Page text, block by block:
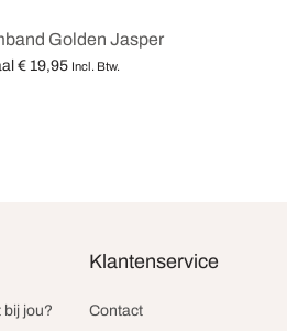
Golden Jasper
€ 19,95 Incl. Btw.
bij jou?
Klantenservice
Contact